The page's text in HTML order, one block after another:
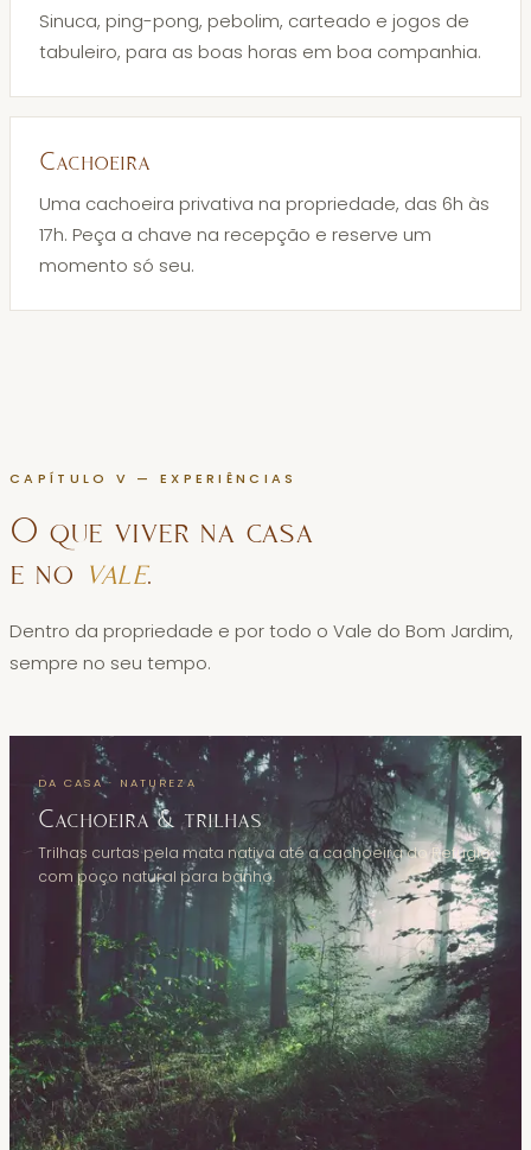
Sinuca, ping-pong, pebolim, carteado e jogos de
tabuleiro, para as boas horas em boa companhia.
Cachoeira
Uma cachoeira privativa na propriedade, das 6h às
17h. Peça a chave na recepção e reserve um
momento só seu.
CAPÍTULO V — EXPERIÊNCIAS
O que viver na casa
e no vale.
Dentro da propriedade e por todo o Vale do Bom Jardim,
sempre no seu tempo.
DA CASA · NATUREZA
Cachoeira & trilhas
Trilhas curtas pela mata nativa até a cachoeira do Refúgio,
com poço natural para banho.